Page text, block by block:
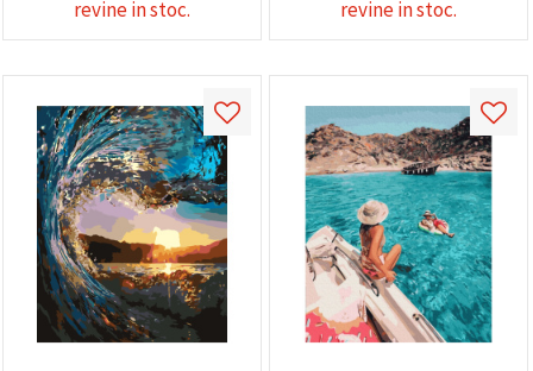
revine in stoc.
revine in stoc.